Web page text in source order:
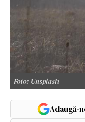
Foto: Unsplash
Adaugă-